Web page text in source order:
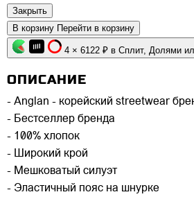
Закрыть
В корзину Перейти в корзину
4 × 6122 ₽ в Сплит,
ОПИСАНИЕ
- Anglan - корейский streetwear
- Бестселлер бренда
- 100% хлопок
- Широкий крой
- Мешковатый силуэт
- Эластичный пояс на шнурке